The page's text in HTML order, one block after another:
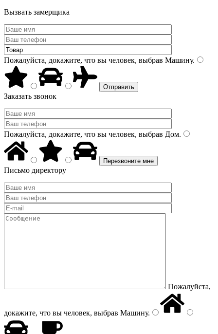
Вызвать замерщика
Пожалуйста, докажите, что вы человек, выбрав Машину.
Заказать звонок
Пожалуйста, докажите, что вы человек, выбрав Дом.
Письмо директору
Пожалуйста,
докажите, что вы человек, выбрав Машину.